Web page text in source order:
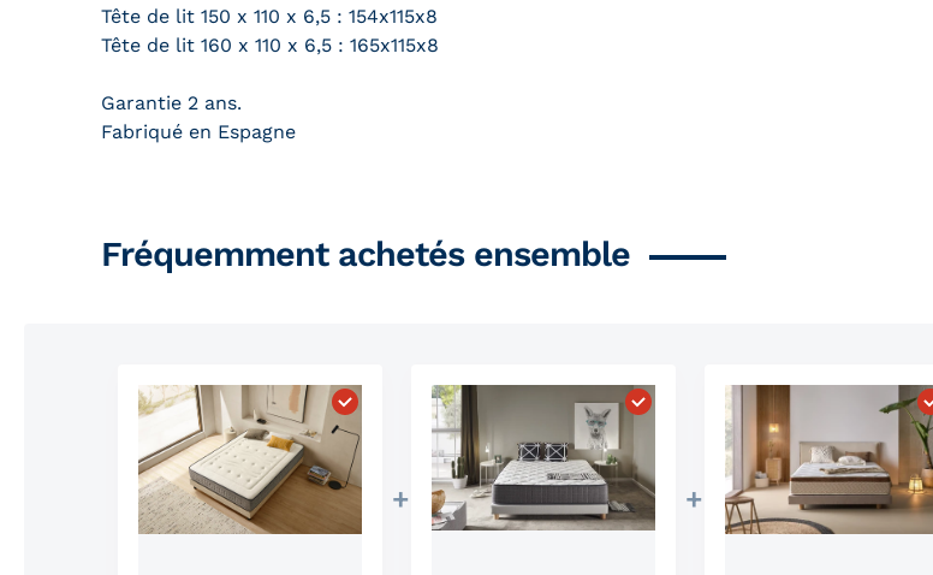
Tête de lit 150 x 110 x 6,5 : 154x115x8
Tête de lit 160 x 110 x 6,5 : 165x115x8
Garantie 2 ans.
Fabriqué en Espagne
Fréquemment achetés ensemble
Choisissez "Matelas à ressorts ensachés fait main VIP Nature"
Choisissez "Matelas de